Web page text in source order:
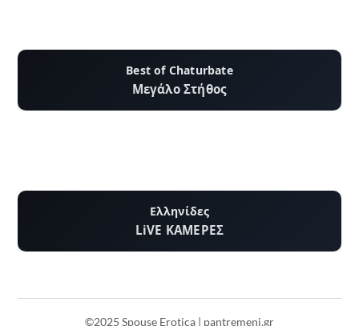
Best of Chaturbate
Μεγάλο Στήθος
Ελληνίδες
LiVE ΚΑΜΕΡΕΣ
©2025 Spouse Erotica | pantremeni.gr